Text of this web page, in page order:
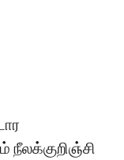
நீலக்குறிஞ்சி